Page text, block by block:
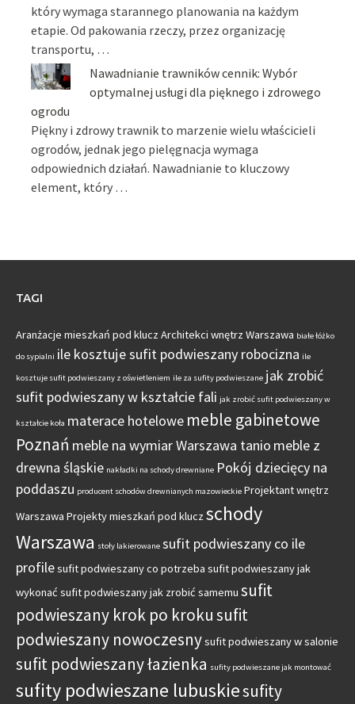
który wymaga starannego planowania na każdym
etapie. Od pakowania rzeczy, przez organizację
transportu, …
Nawadnianie trawników cennik: Wybór
optymalnej usługi dla pięknego i zdrowego
ogrodu
Piękny i zdrowy trawnik to marzenie wielu właścicieli
ogrodów, jednak jego pielęgnacja wymaga
odpowiednich działań. Nawadnianie to kluczowy
element, który …
TAGI
Aranżacje mieszkań pod klucz Architekci wnętrz Warszawa białe łóżko
do sypialni ile kosztuje sufit podwieszany robocizna ile
kosztuje sufit podwieszany z oświetleniem ile za sufity podwieszane jak zrobić
sufit podwieszany w kształcie fali jak zrobić sufit podwieszany w
kształcie koła materace hotelowe meble gabinetowe
Poznań meble na wymiar Warszawa tanio meble z
drewna śląskie nakładki na schody drewniane Pokój dziecięcy na
poddaszu producent schodów drewnianych mazowieckie Projektant wnętrz
Warszawa Projekty mieszkań pod klucz schody
Warszawa stoły lakierowane sufit podwieszany co ile
profilesufit podwieszany co potrzeba sufit podwieszany jak
wykonać sufit podwieszany jak zrobić samemu sufit
podwieszany krok po krokusufit
podwieszany nowoczesnysufit podwieszany w salonie
sufit podwieszany łazienka sufity podwieszane jak montować
sufity podwieszane lubuskiesufity